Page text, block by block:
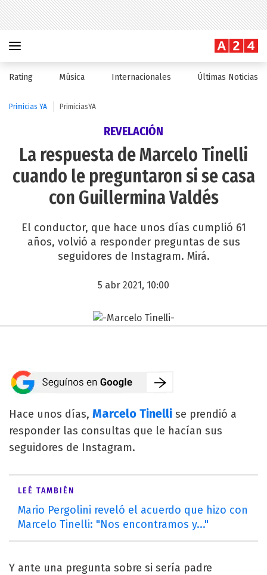
Rating Música Internacionales Últimas Noticias
Primicias YA PrimiciasYA
REVELACIÓN
La respuesta de Marcelo Tinelli
cuando le preguntaron si se casa
con Guillermina Valdés
El conductor, que hace unos días cumplió 61
años, volvió a responder preguntas de sus
seguidores de Instagram. Mirá.
5 abr 2021, 10:00
Hace unos días, Marcelo Tinelli se prendió a
responder las consultas que le hacían sus
seguidores de Instagram.
LEÉ TAMBIÉN
Mario Pergolini reveló el acuerdo que hizo con
Marcelo Tinelli: "Nos encontramos y..."
Y ante una pregunta sobre si sería padre